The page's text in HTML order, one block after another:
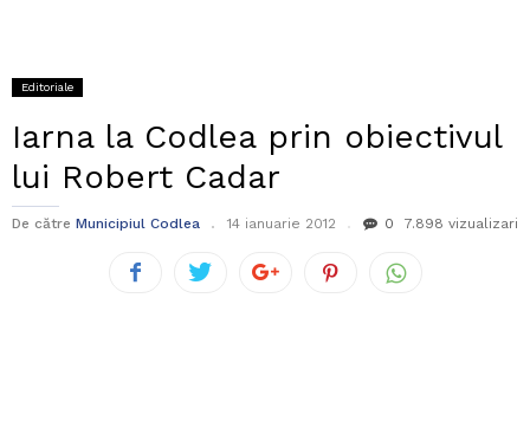
Editoriale
Iarna la Codlea prin obiectivul
lui Robert Cadar
De către Municipiul Codlea 14 ianuarie 2012 0 7.898 vizualizari